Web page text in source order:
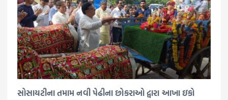
સોસાયટીના તમામ નવી પેઢીના છોકરાઓ દ્વારા આખા ઇકો